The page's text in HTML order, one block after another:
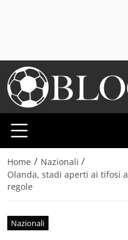
Home / Nazionali /
Olanda, stadi aperti ai tifosi
regole
Nazionali